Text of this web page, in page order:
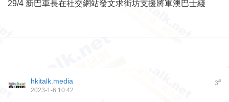
29/4 新巴車長在社交網站發文求街坊支援將軍澳巴士綫
3#
hkitalk.media
2023-1-6 10:42